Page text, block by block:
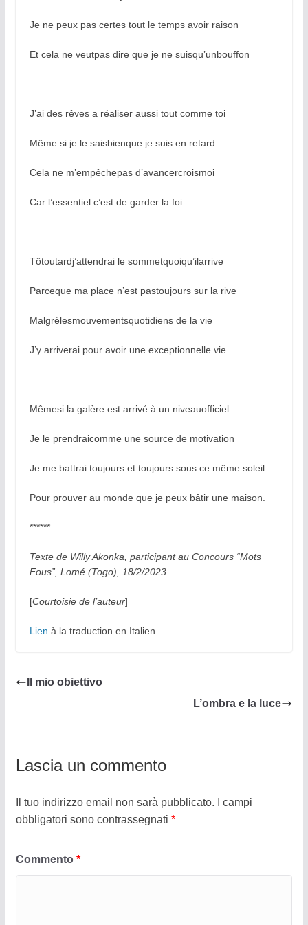
Je ne peux pas certes tout le temps avoir raison
Et cela ne veutpas dire que je ne suisqu’unbouffon
J’ai des rêves a réaliser aussi tout comme toi
Même si je le saisbienque je suis en retard
Cela ne m’empêchepas d’avancercroismoi
Car l’essentiel c’est de garder la foi
Tôtoutardj’attendrai le sommetquoiqu’ilarrive
Parceque ma place n’est pastoujours sur la rive
Malgrélesmouvementsquotidiens de la vie
J’y arriverai pour avoir une exceptionnelle vie
Mêmesi la galère est arrivé à un niveauofficiel
Je le prendraicomme une source de motivation
Je me battrai toujours et toujours sous ce même soleil
Pour prouver au monde que je peux bâtir une maison.
******
Texte de Willy Akonka, participant au Concours “Mots
Fous”, Lomé (Togo), 18/2/2023
[Courtoisie de l’auteur]
Lien à la traduction en Italien
Il mio obiettivo
L’ombra e la luce
Lascia un commento
Il tuo indirizzo email non sarà pubblicato.
I campi
obbligatori sono contrassegnati *
Commento *